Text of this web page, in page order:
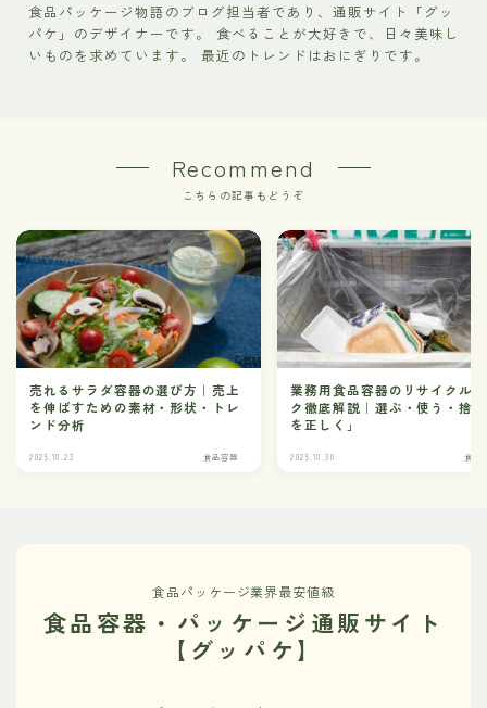
食品パッケージ物語のブログ担当者であり、通販サイト「グッ
パケ」のデザイナーです。 食べることが大好きで、日々美味し
いものを求めています。 最近のトレンドはおにぎりです。
Recommend
こちらの記事もどうぞ
売れるサラダ容器の選び方｜売上
を伸ばすための素材・形状・トレ
ンド分析
2025.10.23 食品容器
業務用食品容器のリサイクル
ク徹底解説｜選ぶ・使う・捨
を正しく」
2025.10.30 食品
食品パッケージ業界最安値級
食品容器・パッケージ通販サイト
【グッパケ】